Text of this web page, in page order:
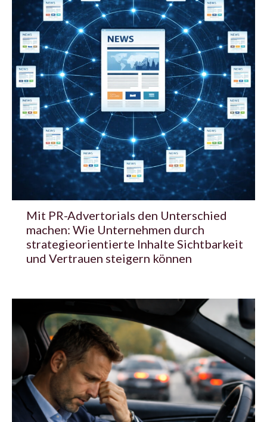
Mit PR-Advertorials den Unterschied
machen: Wie Unternehmen durch
strategieorientierte Inhalte Sichtbarkeit
und Vertrauen steigern können